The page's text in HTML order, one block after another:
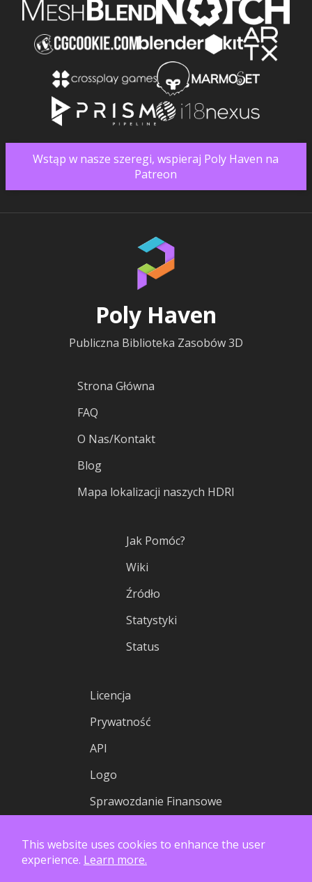
Wstąp w nasze szeregi, wspieraj Poly Haven na
Patreon
Poly Haven
Publiczna Biblioteka Zasobów 3D
Strona Główna
FAQ
O Nas/Kontakt
Blog
Mapa lokalizacji naszych HDRI
Jak Pomóc?
Wiki
Źródło
Statystyki
Status
Licencja
Prywatność
API
Logo
Sprawozdanie Finansowe
This website uses cookies to enhance the user
experience. Learn more.